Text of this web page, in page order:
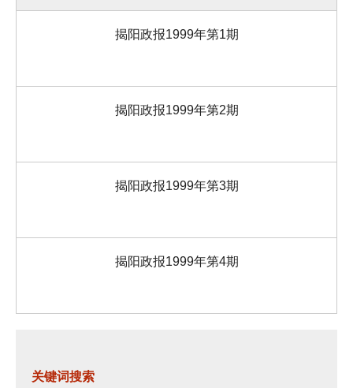
揭阳政报1999年第1期
揭阳政报1999年第2期
揭阳政报1999年第3期
揭阳政报1999年第4期
关键词搜索